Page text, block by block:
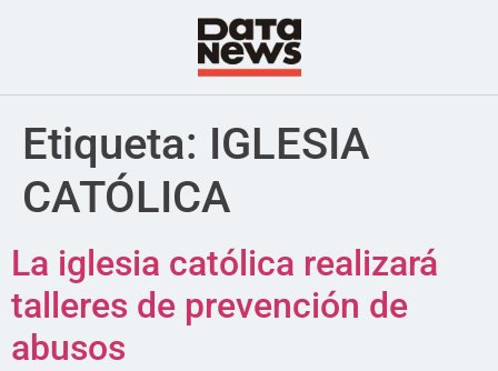
Etiqueta: IGLESIA
CATÓLICA
La iglesia católica realizará
talleres de prevención de
abusos